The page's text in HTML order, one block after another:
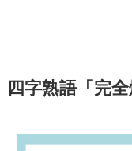
四字熟語「完